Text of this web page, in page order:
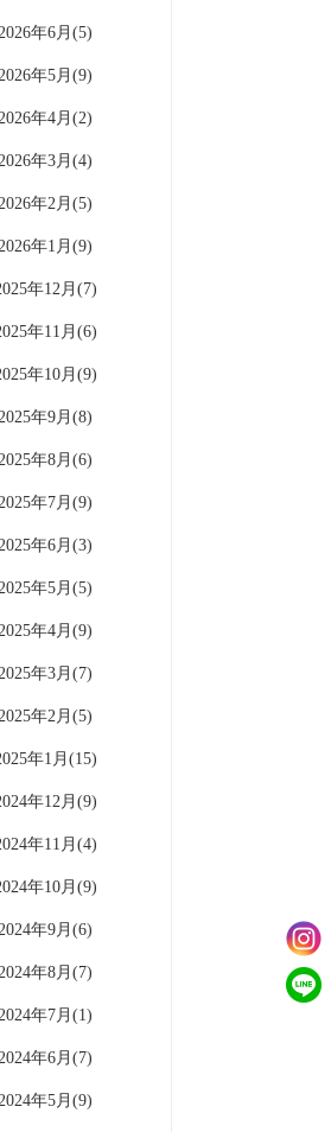
年6月(5)
年5月(9)
年4月(2)
年3月(4)
年2月(5)
年1月(9)
年12月(7)
年11月(6)
年10月(9)
年9月(8)
年8月(6)
年7月(9)
年6月(3)
年5月(5)
年4月(9)
年3月(7)
年2月(5)
年1月(15)
年12月(9)
年11月(4)
年10月(9)
年9月(6)
年8月(7)
年7月(1)
年6月(7)
年5月(9)